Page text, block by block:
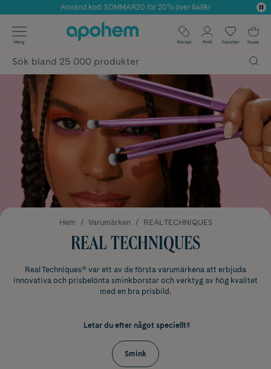
Årets Butik 2025 inom Skönhet
Använd kod: SOMMAR20 för 20% över 649kr
✓ Fri frakt
✓ Poäng på alla köp*
Meny Recept Profil Favoriter Kassa
Hem Varumärken REAL TECHNIQUES
REAL TECHNIQUES
Real Techniques® var ett av de första varumärkena att erbjuda
innovativa och prisbelönta sminkborstar och verktyg av hög kvalitet
med en bra prisbild.
Letar du efter något speciellt?
Smink